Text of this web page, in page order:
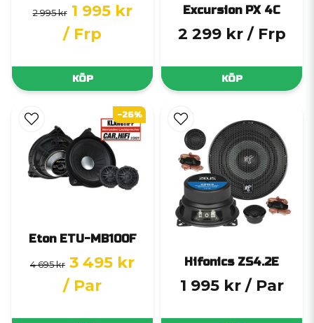
2 995 kr 1 995 kr
/ Frp
KÖP
Excursion PX 4C
2 299 kr / Frp
KÖP
Eton ETU-MB100F
4 695 kr 3 495 kr
/ Par
-26%
Hifonics ZS4.2E
1 995 kr / Par